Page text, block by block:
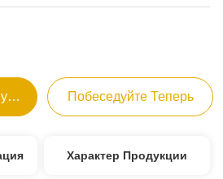
Получите Самую Лучшую Цену Побеседуйте Теперь
Характер Продукции